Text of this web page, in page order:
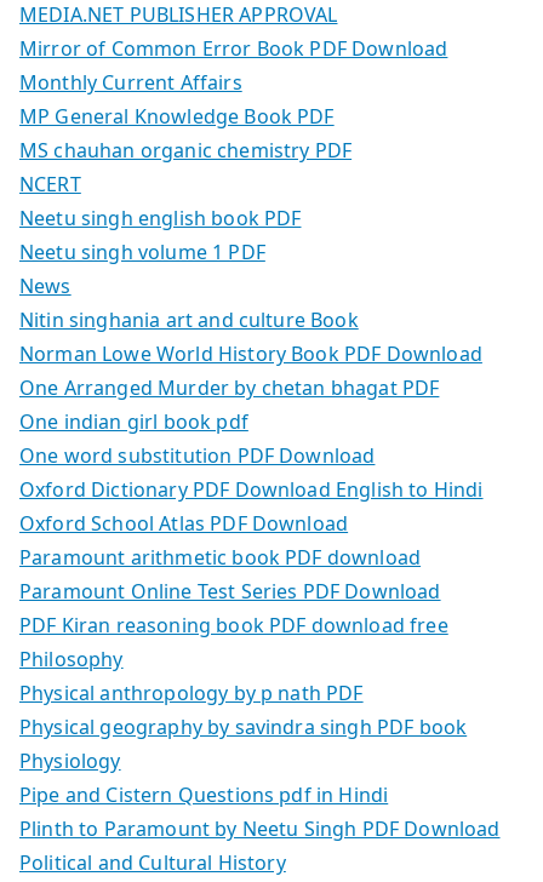
MEDIA.NET PUBLISHER APPROVAL
Mirror of Common Error Book PDF Download
Monthly Current Affairs
MP General Knowledge Book PDF
MS chauhan organic chemistry PDF
NCERT
Neetu singh english book PDF
Neetu singh volume 1 PDF
News
Nitin singhania art and culture Book
Norman Lowe World History Book PDF Download
One Arranged Murder by chetan bhagat PDF
One indian girl book pdf
One word substitution PDF Download
Oxford Dictionary PDF Download English to Hindi
Oxford School Atlas PDF Download
Paramount arithmetic book PDF download
Paramount Online Test Series PDF Download
PDF Kiran reasoning book PDF download free
Philosophy
Physical anthropology by p nath PDF
Physical geography by savindra singh PDF book
Physiology
Pipe and Cistern Questions pdf in Hindi
Plinth to Paramount by Neetu Singh PDF Download
Political and Cultural History